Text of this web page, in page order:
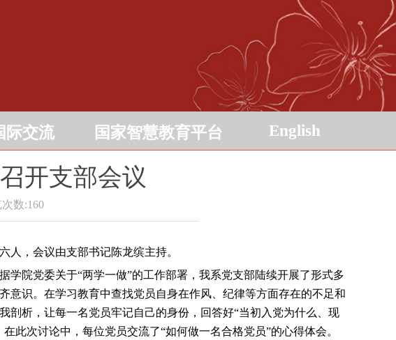
际交流 国家智慧教育平台 English
开支部会议
数:160
人，会议由支部书记陈龙缤主持。
院党委关于“两学一做”的工作部署，我系党支部陆续开展了形式多
意识。在学习教育中查找党员自身在作风、纪律等方面存在的不足和
剖析，让每一名党员牢记自己的身份，回答好“当初入党为什么、现
此次讨论中，每位党员交流了“如何做一名合格党员”的心得体会。